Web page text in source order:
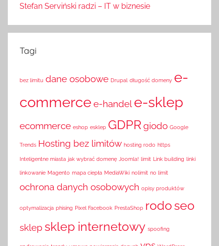
Stefan Serviński radzi – IT w biznesie
Tagi
bez limitu dane osobowe Drupal długość domeny e-
commercee-handel e-sklep
ecommerce eshop esklep GDPRgiodo Google
Trends Hosting bez limitów hosting rodo https
Inteligentne miasta jak wybrać domenę Joomla! limit Link building linki
linkowanie Magento mapa ciepła MediaWiki nolimit no limit
ochrona danych osobowych opisy produktów
optymalizacja phising Pixel Facebook PrestaShop rodo seo
sklep sklep internetowy spoofing